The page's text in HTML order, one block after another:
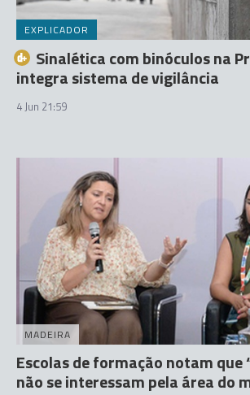
EXPLICADOR
Sinalética com binóculos na
integra sistema de vigilância
4 Jun 21:59
MADEIRA
Escolas de formação notam que
não se interessam pela área do